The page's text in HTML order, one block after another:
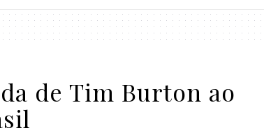
de Tim Burton ao